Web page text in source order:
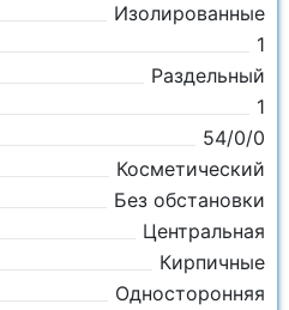
Изолированные
1
Раздельный
1
54/0/0
Косметический
Без обстановки
Центральная
Кирпичные
Односторонняя